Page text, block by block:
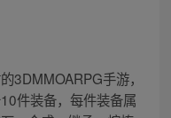
3DMMOARPG手游，
件装备，每件装备属